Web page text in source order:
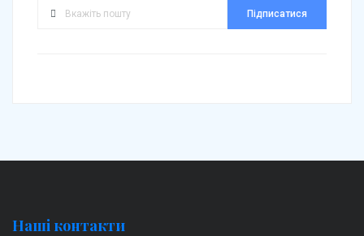
Підписатися
Наші контакти